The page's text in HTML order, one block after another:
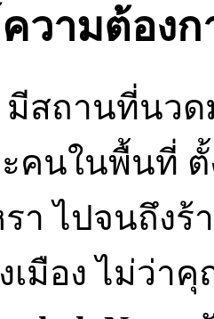
วามต้อง
มีสถานที่นว
คนในพื้นที่
า ไปจนถึง
มือง ไม่ว่า